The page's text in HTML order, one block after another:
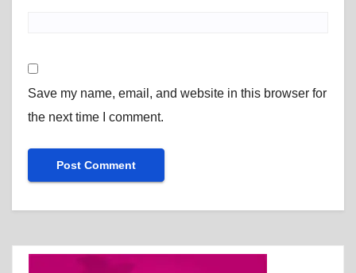
Save my name, email, and website in this browser for
the next time I comment.